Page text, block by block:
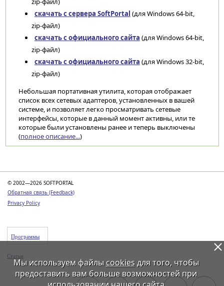
скачать с сервера SoftPortal (для Windows 64-bit,
zip-файл)
скачать с официального сайта (для Windows 64-bit,
zip-файл)
скачать с официального сайта (для Windows 32-bit,
zip-файл)
Небольшая портативная утилита, которая отображает
список всех сетевых адаптеров, установленных в вашей
системе, и позволяет легко просматривать сетевые
интерфейсы, которые в данный момент активны, или те
которые были установлены ранее и теперь выключены
(полное описание...)
© 2002—2026 SOFTPORTAL
Обратная связь (Feedback)
Privacy Policy
Программы
Статьи
Мы используем файлы cookiesдля того, чтобы
предоставить вам больше возможностей при